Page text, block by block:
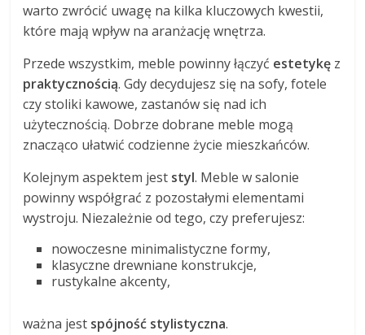
warto zwrócić uwagę na kilka kluczowych kwestii,
które mają wpływ na aranżację wnętrza.
Przede wszystkim, meble powinny łączyć estetykę z
praktycznością. Gdy decydujesz się na sofy, fotele
czy stoliki kawowe, zastanów się nad ich
użytecznością. Dobrze dobrane meble mogą
znacząco ułatwić codzienne życie mieszkańców.
Kolejnym aspektem jest styl. Meble w salonie
powinny współgrać z pozostałymi elementami
wystroju. Niezależnie od tego, czy preferujesz:
nowoczesne minimalistyczne formy,
klasyczne drewniane konstrukcje,
rustykalne akcenty,
ważna jest spójność stylistyczna.